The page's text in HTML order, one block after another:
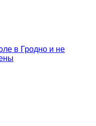
в Гродно и не